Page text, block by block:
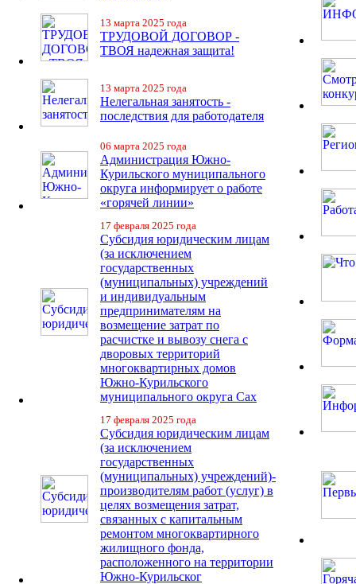
13 марта 2025 года
ТРУДОВОЙ ДОГОВОР -
ТВОЯ надежная защита!
13 марта 2025 года
Нелегальная занятость -
последствия для работодателя
06 марта 2025 года
Администрация Южно-
Курильского муниципального
округа информирует о работе
«горячей линии»
17 февраля 2025 года
Субсидия юридическим лицам
(за исключением
государственных
(муниципальных) учреждений
и индивидуальным
предпринимателям на
возмещение затрат по
расчистке и вывозу снега с
дворовых территорий
многоквартирных домов
Южно-Курильского
муниципального округа Сах
17 февраля 2025 года
Субсидия юридическим лицам
(за исключением
государственных
(муниципальных) учреждений)-
производителям работ (услуг) в
целях возмещения затрат,
связанных с капитальным
ремонтом многоквартирного
жилищного фонда,
расположенного на территории
Южно-Курильског